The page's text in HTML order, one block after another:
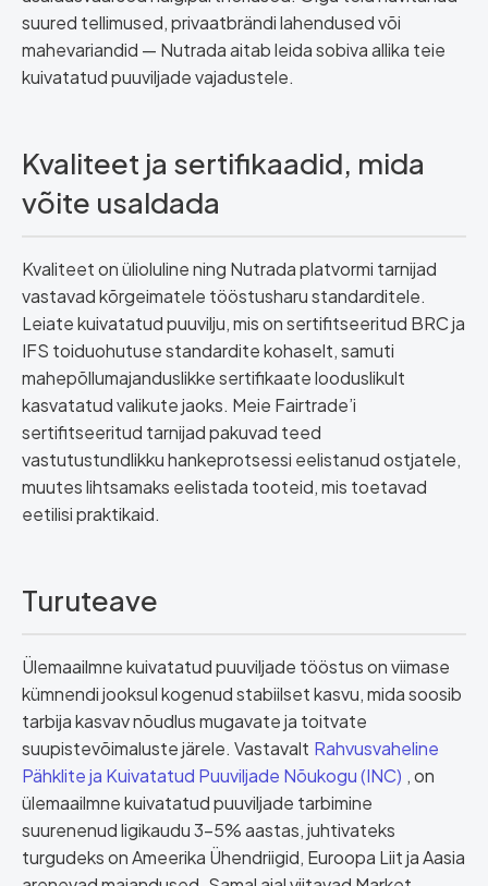
suured tellimused, privaatbrändi lahendused või
mahevariandid — Nutrada aitab leida sobiva allika teie
kuivatatud puuviljade vajadustele.
Kvaliteet ja sertifikaadid, mida
võite usaldada
Kvaliteet on ülioluline ning Nutrada platvormi tarnijad
vastavad kõrgeimatele tööstusharu standarditele.
Leiate kuivatatud puuvilju, mis on sertifitseeritud BRC ja
IFS toiduohutuse standardite kohaselt, samuti
mahepõllumajanduslikke sertifikaate looduslikult
kasvatatud valikute jaoks. Meie Fairtrade’i
sertifitseeritud tarnijad pakuvad teed
vastutustundlikku hankeprotsessi eelistanud ostjatele,
muutes lihtsamaks eelistada tooteid, mis toetavad
eetilisi praktikaid.
Turuteave
Ülemaailmne kuivatatud puuviljade tööstus on viimase
kümnendi jooksul kogenud stabiilset kasvu, mida soosib
tarbija kasvav nõudlus mugavate ja toitvate
suupistevõimaluste järele. Vastavalt Rahvusvaheline
Pähklite ja Kuivatatud Puuviljade Nõukogu (INC) , on
ülemaailmne kuivatatud puuviljade tarbimine
suurenenud ligikaudu 3–5% aastas, juhtivateks
turgudeks on Ameerika Ühendriigid, Euroopa Liit ja Aasia